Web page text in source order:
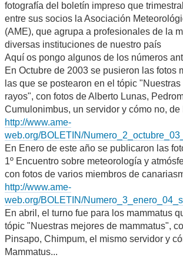
fotografía del boletín impreso que
entre sus socios la Asociación
(AME), que agrupa a profesionales de la
diversas instituciones de nuestro país
Aquí os pongo algunos de los números
En Octubre de 2003 se pusieron las fotos
las que se postearon en el tópic
rayos", con fotos de Alberto Lunas,
Cumulonimbus, un servidor y cómo no, de
http://www.ame-
web.org/BOLETIN/
En Enero de este año se publicaron las
1º Encuentro sobre meteorología y
con fotos de varios miembros de
http://www.ame-
web.org/BOLETIN/
En abril, el turno fue para los mammatus
tópic "Nuestras mejores de mammatus",
Pinsapo, Chimpum, el mismo servidor y
Mammatus...